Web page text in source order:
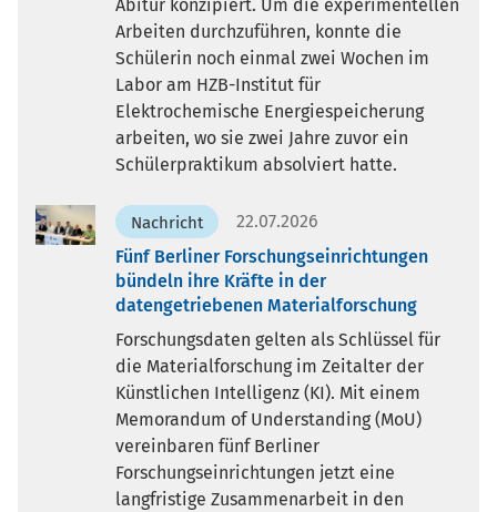
Abitur konzipiert. Um die experimentellen
Arbeiten durchzuführen, konnte die
Schülerin noch einmal zwei Wochen im
Labor am HZB-Institut für
Elektrochemische Energiespeicherung
arbeiten, wo sie zwei Jahre zuvor ein
Schülerpraktikum absolviert hatte.
Nachricht
22.07.2026
Fünf Berliner Forschungseinrichtungen
bündeln ihre Kräfte in der
datengetriebenen Materialforschung
Forschungsdaten gelten als Schlüssel für
die Materialforschung im Zeitalter der
Künstlichen Intelligenz (KI). Mit einem
Memorandum of Understanding (MoU)
vereinbaren fünf Berliner
Forschungseinrichtungen jetzt eine
langfristige Zusammenarbeit in den